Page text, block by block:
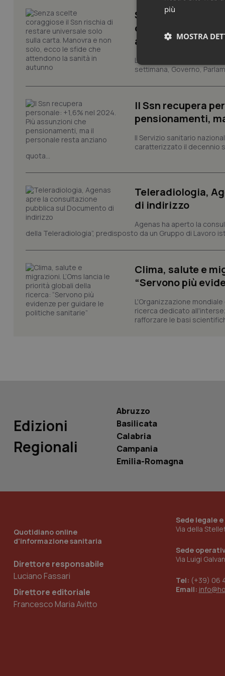
Senza scelte
carta. Manovra e
autunno
La sanità va in ‘vacanza’
settimana, Governo,
Il Ssn recupera
pensionamenti,
Il Servizio sanitario
caratterizzato il decennio
quota...
Teleradiologia,
di indirizzo
Agenas ha aperto la
della Teleradiologia”, predisposto da un Gruppo di Lavoro
Clima, salute e
“Servono più
L'Organizzazione
ricerca dedicato
rafforzare le basi
Edizioni
Regionali
Abruzzo
Basilicata
Calabria
Campania
Emilia-Romagna
Quotidiano online
d'informazione sanitaria
Direttore responsabile
Luciano Fassari
Direttore editoriale
Francesco Maria Avitto
Sede legale
Via della
Sede
Via Luigi
Tel: (+39) 06
Email:
più
MOSTRA
tracking-sites-
tracking-sites-
session-id
Nome
Nome
__Secure-YNID